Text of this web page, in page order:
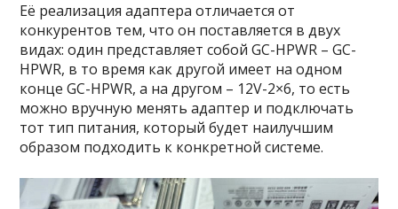
Её реализация адаптера отличается от
конкурентов тем, что он поставляется в двух
видах: один представляет собой GC-HPWR – GC-
HPWR, в то время как другой имеет на одном
конце GC-HPWR, а на другом – 12V-2×6, то есть
можно вручную менять адаптер и подключать
тот тип питания, который будет наилучшим
образом подходить к конкретной системе.